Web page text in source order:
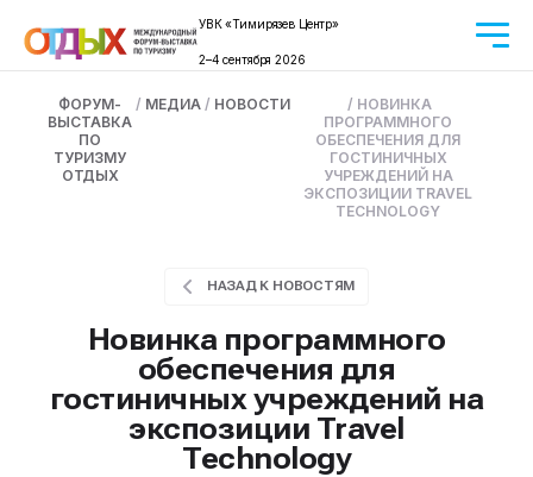
УВК «Тимирязев Центр»
2–4 сентября 2026
ФОРУМ-
ВЫСТАВКА
ПО
ТУРИЗМУ
ОТДЫХ
/ МЕДИА / НОВОСТИ / НОВИНКА
ПРОГРАММНОГО
ОБЕСПЕЧЕНИЯ ДЛЯ
ГОСТИНИЧНЫХ
УЧРЕЖДЕНИЙ НА
ЭКСПОЗИЦИИ TRAVEL
TECHNOLOGY
НАЗАД К НОВОСТЯМ
Новинка программного
обеспечения для
гостиничных учреждений на
экспозиции Travel
Technology